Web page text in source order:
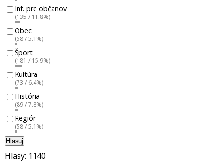
Inf. pre občanov
(135 / 11.8%)
Obec
(58 / 5.1%)
Šport
(181 / 15.9%)
Kultúra
(73 / 6.4%)
História
(89 / 7.8%)
Región
(58 / 5.1%)
Hlasuj
Hlasy: 1140